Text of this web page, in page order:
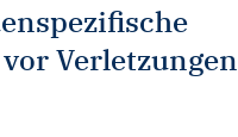
Verletzungen